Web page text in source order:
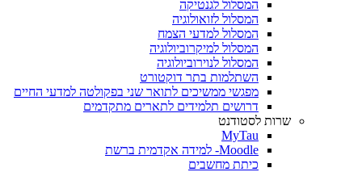
המסלול לגנטיקה
המסלול לזואולוגיה
המסלול למדעי הצמח
המסלול למיקרוביולוגיה
המסלול לנוירוביולוגיה
השתלמות בתר דוקטורט
מפגשי ממשיכים לתואר שני בפקולטה למדעי החיים
דרושים תלמידים לתארים מתקדמים
שרות לסטודנט
MyTau
Moodle- למידה אקדמית ברשת
כיתת מחשבים